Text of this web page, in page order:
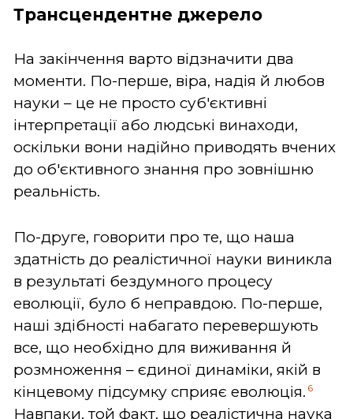
Трансцендентне джерело
На закінчення варто відзначити два
моменти. По-перше, віра, надія й любов
науки – це не просто суб'єктивні
інтерпретації або людські винаходи,
оскільки вони надійно приводять вчених
до об'єктивного знання про зовнішню
реальність.
По-друге, говорити про те, що наша
здатність до реалістичної науки виникла
в результаті бездумного процесу
еволюції, було б неправдою. По-перше,
наші здібності набагато перевершують
все, що необхідно для виживання й
розмноження – єдиної динаміки, якій в
кінцевому підсумку сприяє еволюція. 6
Навпаки, той факт, що реалістична наука